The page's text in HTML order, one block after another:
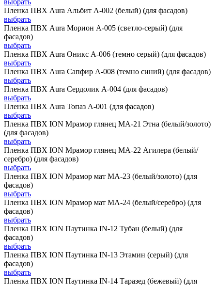
Пленка ПВХ Aura Альбит А-002 (белый) (для фасадов)
выбрать
Пленка ПВХ Aura Морион А-005 (светло-серый) (для
фасадов)
выбрать
Пленка ПВХ Aura Оникс А-006 (темно серый) (для фасадов)
выбрать
Пленка ПВХ Aura Сапфир А-008 (темно синий) (для фасадов)
выбрать
Пленка ПВХ Aura Сердолик А-004 (для фасадов)
выбрать
Пленка ПВХ Aura Топаз А-001 (для фасадов)
выбрать
Пленка ПВХ ION Мрамор глянец MA-21 Этна (белый/золото)
(для фасадов)
выбрать
Пленка ПВХ ION Мрамор глянец MA-22 Агилера (белый/
серебро) (для фасадов)
выбрать
Пленка ПВХ ION Мрамор мат MA-23 (белый/золото) (для
фасадов)
выбрать
Пленка ПВХ ION Мрамор мат MA-24 (белый/серебро) (для
фасадов)
выбрать
Пленка ПВХ ION Паутинка IN-12 Тубан (белый) (для
фасадов)
выбрать
Пленка ПВХ ION Паутинка IN-13 Этамин (серый) (для
фасадов)
выбрать
Пленка ПВХ ION Паутинка IN-14 Таразед (бежевый) (для